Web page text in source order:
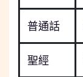
普通話
聖經